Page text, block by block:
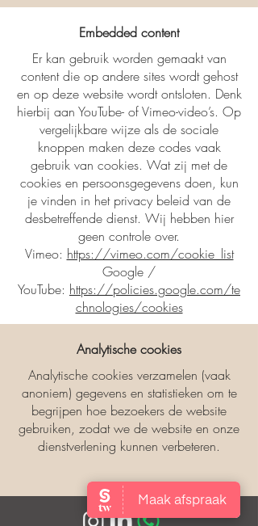
Embedded content
Er kan gebruik worden gemaakt van
content die op andere sites wordt gehost
en op deze website wordt ontsloten. Denk
hierbij aan YouTube- of Vimeo-video’s. Op
vergelijkbare wijze als de sociale
knoppen maken deze codes vaak
gebruik van cookies. Wat zij met de
cookies en persoonsgegevens doen, kun
je vinden in het privacy beleid van de
desbetreffende dienst. Wij hebben hier
geen controle over.
Vimeo: https://vimeo.com/cookie_list
Google /
YouTube: https://policies.google.com/te
chnologies/cookies
Analytische cookies
Analytische cookies verzamelen (vaak
anoniem) gegevens en statistieken om te
begrijpen hoe bezoekers de website
gebruiken, zodat we de website en onze
dienstverlening kunnen verbeteren.